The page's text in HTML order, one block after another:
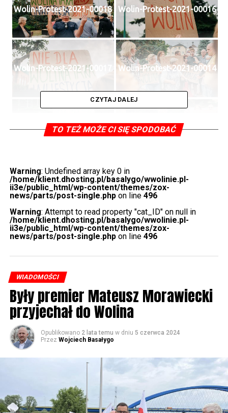
Wolin-Protest-2021-00018 Wolin-Protest-2021-00016
Wolin-Protest-2021-00017 Wolin-Protest-2021-00014
Wolin-Protest-2021-00015 Wolin-Protest-2021-00013
Wolin-Protest-2021-00012 Wolin-Protest-2021-00011
Wolin-Protest-2021-00008 Wolin-Protest-2021-00006
Wolin-Protest-2021-00007 Wolin-Protest-2021-00005
CZYTAJ DALEJ
TO TEŻ MOŻE CI SIĘ SPODOBAĆ
Warning: Undefined array key 0 in
/home/klient.dhosting.pl/basalygo/wwolinie.pl-
ii3e/public_html/wp-content/themes/zox-
news/parts/post-single.phpon line 496
Warning: Attempt to read property "cat_ID" on null in
/home/klient.dhosting.pl/basalygo/wwolinie.pl-
ii3e/public_html/wp-content/themes/zox-
news/parts/post-single.phpon line 496
WIADOMOŚCI
Były premier Mateusz Morawiecki
przyjechał do Wolina
Opublikowano 2 lata temu w dniu 5 czerwca 2024
Przez Wojciech Basałygo